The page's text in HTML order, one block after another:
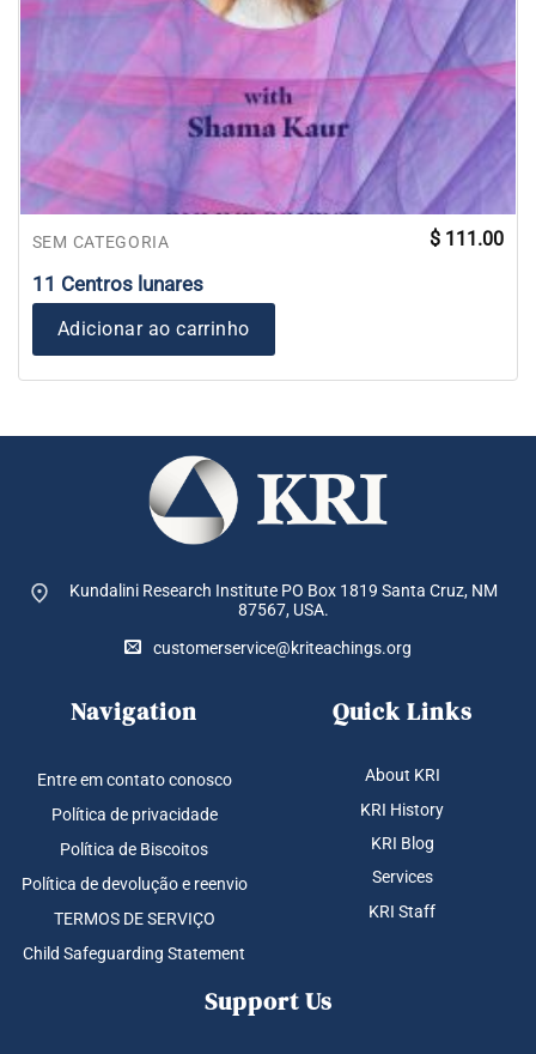
SEM CATEGORIA
11 Centros lunares
$ 111.00
Adicionar ao carrinho
Kundalini Research Institute PO Box 1819 Santa Cruz, NM
87567, USA.
customerservice@kriteachings.org
Navigation
Entre em contato conosco
Política de privacidade
Política de Biscoitos
Política de devolução e reenvio
TERMOS DE SERVIÇO
Child Safeguarding Statement
Quick Links
About KRI
KRI History
KRI Blog
Services
KRI Staff
Support Us